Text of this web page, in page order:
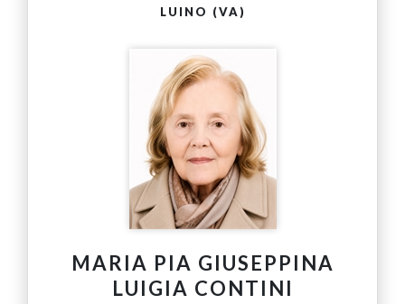
LUINO (VA)
MARIA PIA GIUSEPPINA
LUIGIA CONTINI